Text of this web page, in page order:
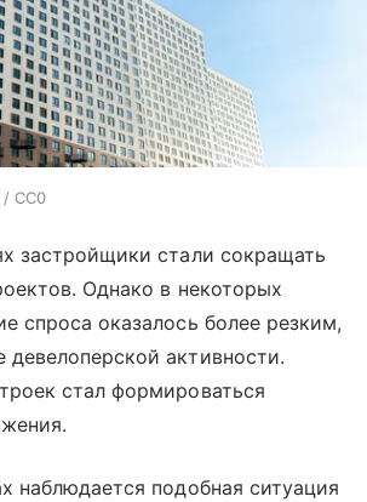
CC0
застройщики стали сокращать
Однако в некоторых
спроса оказалось более резким,
активности.
стал формироваться
наблюдается подобная ситуация